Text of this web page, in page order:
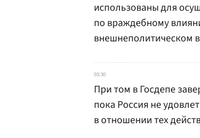
использованы для
по враждебному
внешнеполитическом
03:30
При том в Госдепе
пока Россия не
в отношении тех